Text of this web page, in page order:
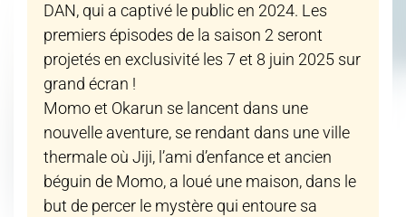
DAN, qui a captivé le public en 2024. Les
premiers épisodes de la saison 2 seront
projetés en exclusivité les 7 et 8 juin 2025 sur
grand écran !
Momo et Okarun se lancent dans une
nouvelle aventure, se rendant dans une ville
thermale où Jiji, l’ami d’enfance et ancien
béguin de Momo, a loué une maison, dans le
but de percer le mystère qui entoure sa